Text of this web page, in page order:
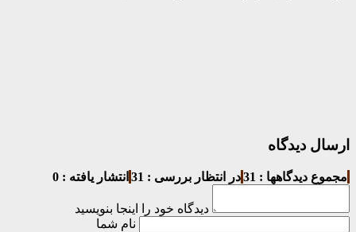
ارسال دیدگاه
مجموع دیدگاهها : 31 در انتظار بررسی : 31 انتشار یافته : 0
دیدگاه خود را اینجا بنویسید
نام شما